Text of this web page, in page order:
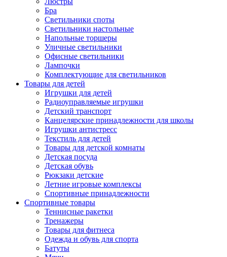
Бра
Светильники споты
Светильники настольные
Напольные торшеры
Уличные светильники
Офисные светильники
Лампочки
Комплектующие для светильников
Товары для детей
Игрушки для детей
Радиоуправляемые игрушки
Детский транспорт
Канцелярские принадлежности для школы
Игрушки антистресс
Текстиль для детей
Товары для детской комнаты
Детская посуда
Детская обувь
Рюкзаки детские
Летние игровые комплексы
Спортивные принадлежности
Спортивные товары
Теннисные ракетки
Тренажеры
Товары для фитнеса
Одежда и обувь для спорта
Батуты